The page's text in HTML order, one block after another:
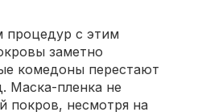
процедур с этим
заметно
комедоны перестают
Маска-пленка не
покров, несмотря на